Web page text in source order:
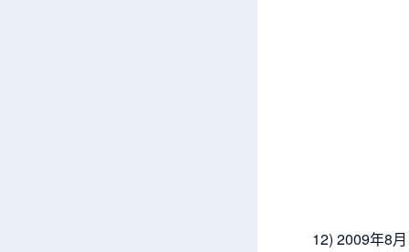
12) 2009年8